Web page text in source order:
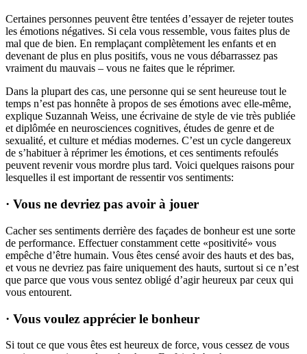
Certaines personnes peuvent être tentées d’essayer de rejeter toutes
les émotions négatives. Si cela vous ressemble, vous faites plus de
mal que de bien. En remplaçant complètement les enfants et en
devenant de plus en plus positifs, vous ne vous débarrassez pas
vraiment du mauvais – vous ne faites que le réprimer.
Dans la plupart des cas, une personne qui se sent heureuse tout le
temps n’est pas honnête à propos de ses émotions avec elle-même,
explique Suzannah Weiss, une écrivaine de style de vie très publiée
et diplômée en neurosciences cognitives, études de genre et de
sexualité, et culture et médias modernes. C’est un cycle dangereux
de s’habituer à réprimer les émotions, et ces sentiments refoulés
peuvent revenir vous mordre plus tard. Voici quelques raisons pour
lesquelles il est important de ressentir vos sentiments:
· Vous ne devriez pas avoir à jouer
Cacher ses sentiments derrière des façades de bonheur est une sorte
de performance. Effectuer constamment cette «positivité» vous
empêche d’être humain. Vous êtes censé avoir des hauts et des bas,
et vous ne devriez pas faire uniquement des hauts, surtout si ce n’est
que parce que vous vous sentez obligé d’agir heureux par ceux qui
vous entourent.
· Vous voulez apprécier le bonheur
Si tout ce que vous êtes est heureux de force, vous cessez de vous